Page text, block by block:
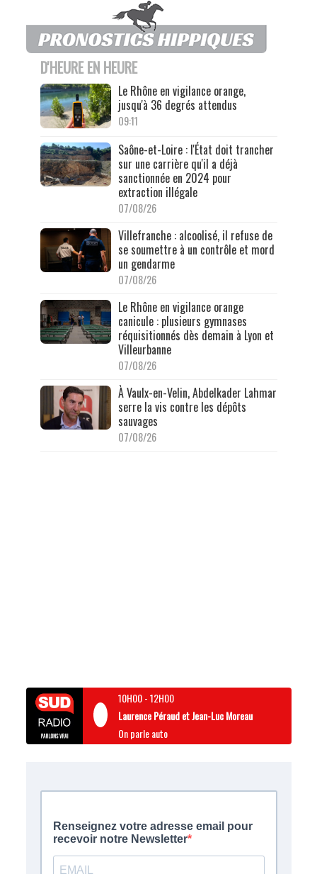
D'HEURE EN HEURE
Le Rhône en vigilance orange,
jusqu'à 36 degrés attendus
09:11
Saône-et-Loire : l'État doit trancher
sur une carrière qu'il a déjà
sanctionnée en 2024 pour
extraction illégale
07/08/26
Villefranche : alcoolisé, il refuse de
se soumettre à un contrôle et mord
un gendarme
07/08/26
Le Rhône en vigilance orange
canicule : plusieurs gymnases
réquisitionnés dès demain à Lyon et
Villeurbanne
07/08/26
À Vaulx-en-Velin, Abdelkader Lahmar
serre la vis contre les dépôts
sauvages
07/08/26
10H00-12H00
Laurence Péraud et Jean-Luc Moreau
On parle auto